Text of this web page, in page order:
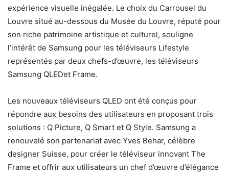
expérience visuelle inégalée. Le choix du Carrousel du
Louvre situé au-dessous du Musée du Louvre, réputé pour
son riche patrimoine artistique et culturel, souligne
l’intérêt de Samsung pour les téléviseurs Lifestyle
représentés par deux chefs-d’œuvre, les téléviseurs
Samsung QLEDet Frame.
Les nouveaux téléviseurs QLED ont été conçus pour
répondre aux besoins des utilisateurs en proposant trois
solutions : Q Picture, Q Smart et Q Style. Samsung a
renouvelé son partenariat avec Yves Behar, célèbre
designer Suisse, pour créer le téléviseur innovant The
Frame et offrir aux utilisateurs un chef d’œuvre d’élégance